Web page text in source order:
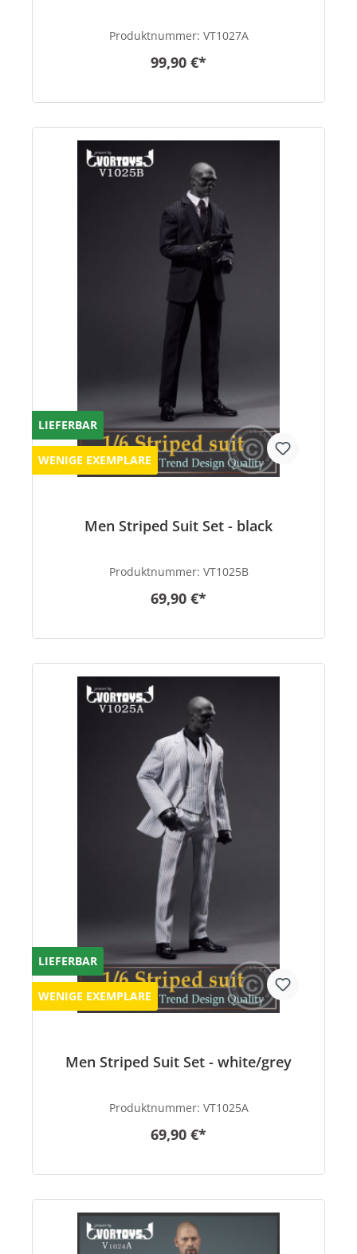
Produktnummer: VT1027A
99,90 €*
LIEFERBAR
WENIGE EXEMPLARE
Men Striped Suit Set - black
Produktnummer: VT1025B
69,90 €*
LIEFERBAR
WENIGE EXEMPLARE
Men Striped Suit Set - white/grey
Produktnummer: VT1025A
69,90 €*